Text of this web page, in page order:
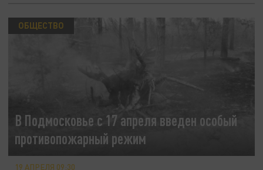
В Подмосковье с 17 апреля введен особый
противопожарный режим
ОБЩЕСТВО
19 АПРЕЛЯ 09:30